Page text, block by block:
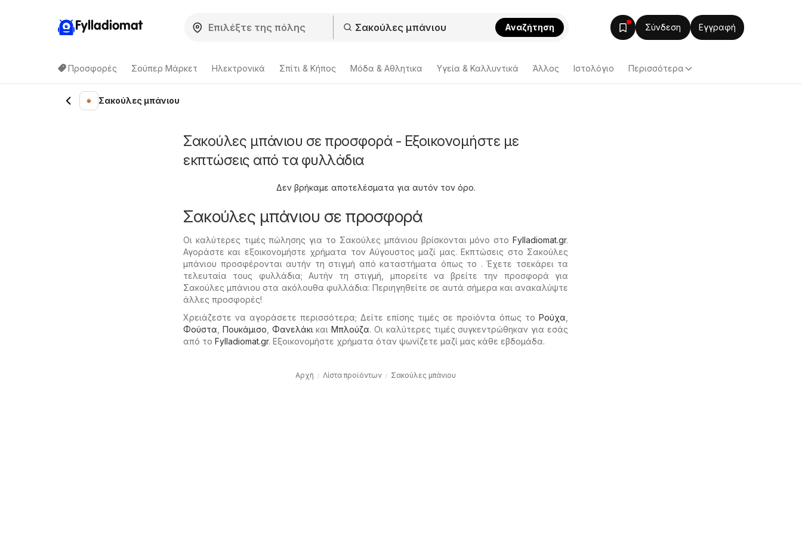
Fylladiomat Αναζήτηση Σύνδεση Εγγραφή
Προσφορές Σούπερ Μάρκετ Hλεκτρονικά Σπίτι & Κήπος Μόδα & Aθλητικα Υγεία & Καλλυντικά Άλλος Ιστολόγιο Περισσότερα
Σακούλες μπάνιου
Σακούλες μπάνιου σε προσφορά - Εξοικονομήστε με
εκπτώσεις από τα φυλλάδια
Δεν βρήκαμε αποτελέσματα για αυτόν τον όρο.
Σακούλες μπάνιου σε προσφορά
Οι καλύτερες τιμές πώλησης για το Σακούλες μπάνιου βρίσκονται μόνο στο Fylladiomat.gr.
Αγοράστε και εξοικονομήστε χρήματα τον Αύγουστος μαζί μας. Εκπτώσεις στο Σακούλες
μπάνιου προσφέρονται αυτήν τη στιγμή από καταστήματα όπως το . Έχετε τσεκάρει τα
τελευταία τους φυλλάδια; Αυτήν τη στιγμή, μπορείτε να βρείτε την προσφορά για
Σακούλες μπάνιου στα ακόλουθα φυλλάδια: Περιηγηθείτε σε αυτά σήμερα και ανακαλύψτε
άλλες προσφορές!
Χρειάζεστε να αγοράσετε περισσότερα; Δείτε επίσης τιμές σε προϊόντα όπως το Ρούχα
Φούστα Πουκάμισο Φανελάκι καιΜπλούζα. Οι καλύτερες τιμές συγκεντρώθηκαν για εσάς
από το Fylladiomat.gr. Εξοικονομήστε χρήματα όταν ψωνίζετε μαζί μας κάθε εβδομάδα.
Αρχή Λίστα προϊόντων Σακούλες μπάνιου